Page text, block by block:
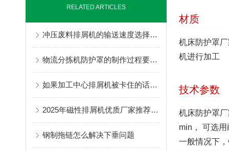
RELATED ARTICLES
冲压废料排屑机的输送速度选择范围是很大的
物流分拣机防护罩的制作过程要包含哪些步骤呢
如果加工中心排屑机被卡住的话改如何解决？
2025年磁性排屑机优质厂家推荐厂家
钢制拖链怎么解决下垂问题
材质
机床防护罩
机进行加工
技术参数
机床防护罩
min， 可选
一般情况下